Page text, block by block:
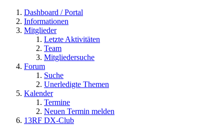
Dashboard / Portal
Informationen
Mitglieder
Letzte Aktivitäten
Team
Mitgliedersuche
Forum
Suche
Unerledigte Themen
Kalender
Termine
Neuen Termin melden
13RF DX-Club